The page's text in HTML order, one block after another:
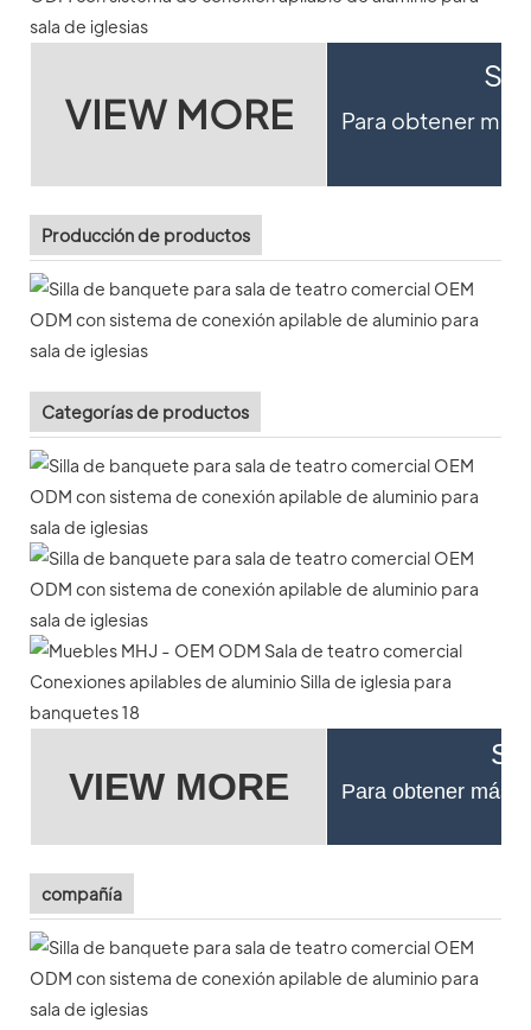
VIEW MORE
Si
Para obtener
Producción de productos
Categorías de productos
VIEW MORE
Si
Para obtener más
compañía